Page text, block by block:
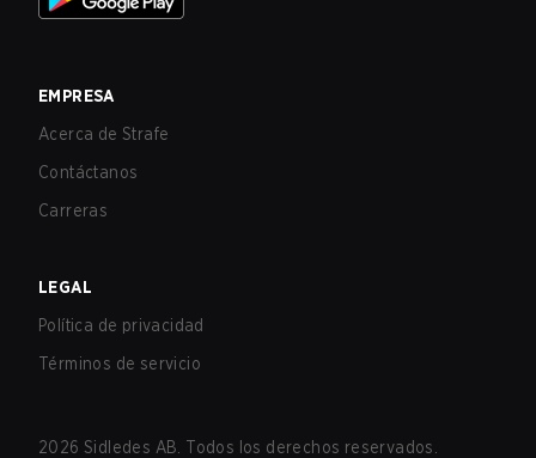
EMPRESA
Acerca de Strafe
Contáctanos
Carreras
LEGAL
Política de privacidad
Términos de servicio
2026 Sidledes AB. Todos los derechos reservados.